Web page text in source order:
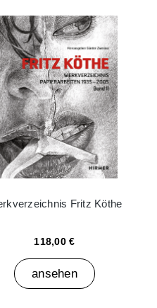
Fritz Köthe
118,00 €
ansehen